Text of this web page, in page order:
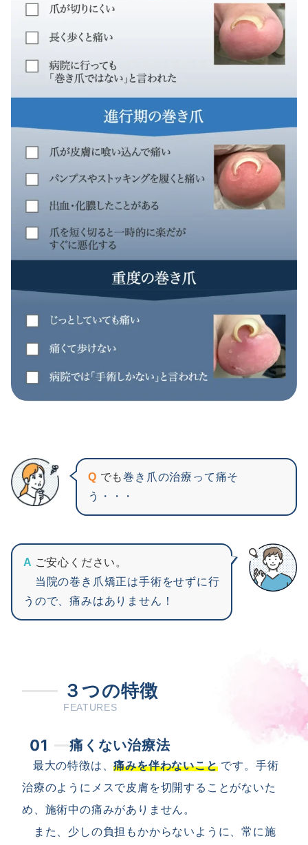
Q でも巻き爪の治療って痛そ
う・・・
A ご安心ください。
当院の巻き爪矯正は手術をせずに行
うので、痛みはありません！
３つの特徴
FEATURES
01 痛くない治療法
最大の特徴は、痛みを伴わないことです。手術
治療のようにメスで皮膚を切開することがないた
め、施術中の痛みがありません。
また、少しの負担もかからないように、常に施